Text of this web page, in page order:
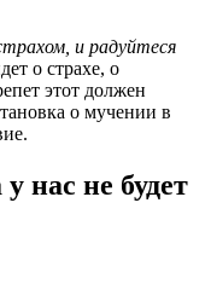
и радуйтеся
о страхе, о
этот должен
о мучении в
нас не будет